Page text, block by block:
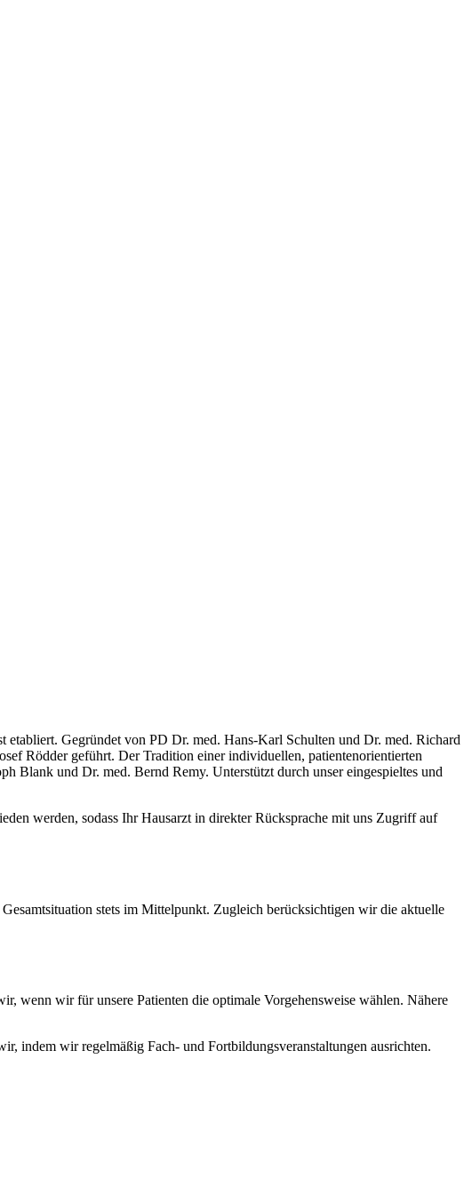
etabliert. Gegründet von PD Dr. med. Hans-Karl Schulten und Dr. med. Richard
Rödder geführt. Der Tradition einer individuellen, patientenorientierten
Blank und Dr. med. Bernd Remy. Unterstützt durch unser eingespieltes und
werden, sodass Ihr Hausarzt in direkter Rücksprache mit uns Zugriff auf
stets im Mittelpunkt. Zugleich berücksichtigen wir die aktuelle
wenn wir für unsere Patienten die optimale Vorgehensweise wählen. Nähere
indem wir regelmäßig Fach- und Fortbildungsveranstaltungen ausrichten.